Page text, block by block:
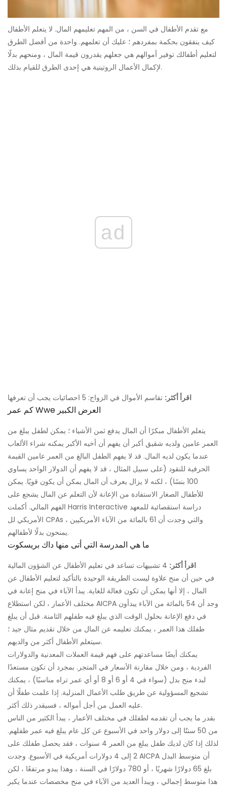
مع تقدم الأطفال في السن ، من المهم تعليمهم المال. لا يتعلم الأطفال
كيف ينفقون بحكمة بمفردهم ؛ عليك أن تعلمهم. واحدة من أفضل الطرق
لتعليم أطفالك توفير أموالهم هي جعلهم يقدرون قيمة المال ، ومنحهم بدلًا
لإكمال الأعمال الروتينية هي إحدى الطرق للقيام بذلك.
ad
اقرأ أكثر: تقاسم الأموال في الزواج: 5 احصائيات يجب أن تعرفها
كم عمر Wwe العرض الكبير
يتعلم الأطفال مبكرًا أن المال يدفع ثمن الأشياء ؛ يمكن لطفل يبلغ من
العمر عامين ولديه شقيق أكبر أن يفهم أن أخيه الأكبر يمكنه شراء الألعاب
عندما يكون لديه المال. قد لا يفهم الطفل البالغ من العمر عامين القيمة
الحرفية للنقود (على سبيل المثال ، قد لا يفهم أن الدولار الواحد يساوي
100 بنسًا) ، لكنه لا يزال يعرف أن المال يمكن أن يكون قويًا. يمكن
للأطفال الصغار الاستفادة من الإعانة لأن التعلم عن المال يشجع على
الفهم المالي. أكملت Harris Interactive دراسة استقصائية للمعهد
الأمريكي لل CPAs ، والتي وجدت أن 61 بالمائة من الآباء الأمريكيين
يمنحون بدلًا لأطفالهم.
ما هي المدرسة التي أتى منها داك بريسكوت
اقرأ أكثر:
في حين أن منح علاوة ليست الطريقة الوحيدة بالتأكيد لتعليم الأطفال عن
المال ، إلا أنها يمكن أن تكون فعالة للغاية. يبدأ الآباء في منح إعانة في
مختلف الأعمار ، لكن استطلاع AICPA وجد أن 54 بالمائة من الآباء يبدأون
في دفع الإعانة بحلول الوقت الذي يبلغ فيه طفلهم الثامنة. قبل أن يبلغ
طفلك هذا العمر ، يمكنك تعليمه عن المال من خلال تقديم مثال جيد ؛
سيتعلم الأطفال أكثر من والديهم.
يمكنك أيضًا مساعدتهم على فهم قيمة العملات المعدنية والدولارات
الفردية ، ومن خلال مقارنة الأسعار في المتجر. بمجرد أن تكون مستعدًا
لبدء منح بدل (سواء في 4 أو 6 أو 8 أو أي عمر تراه مناسبًا) ، يمكنك
تشجيع المسؤولية عن طريق طلب الأعمال المنزلية. إذا علمت طفلًا أن
عليه العمل من أجل أمواله ، فسيقدر ذلك أكثر.
بقدر ما يجب أن تقدمه لطفلك في مختلف الأعمار ، يبدأ الكثير من الناس
من 50 سنتًا إلى دولار واحد في الأسبوع عن كل عام يبلغ فيه عمر طفلهم.
لذلك إذا كان لديك طفل يبلغ من العمر 4 سنوات ، فقد يحصل طفلك على
2 إلى 4 دولارات أمريكية في الأسبوع. وجدت AICPA أن متوسط ​​البدل
بلغ 65 دولارًا شهريًا ، أو 780 دولارًا في السنة ، وهذا يبدو مرتفعًا ، لكن
هذا متوسط ​​إجمالي ، ويبدأ العديد من الآباء في منح مخصصات عندما يكبر